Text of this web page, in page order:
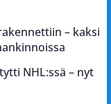
– kaksi
NHL:ssä – nyt